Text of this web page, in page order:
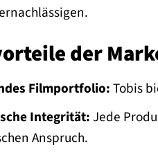
der
Filmportfolio:Tobis
Integrität:Jede
Anspruch.